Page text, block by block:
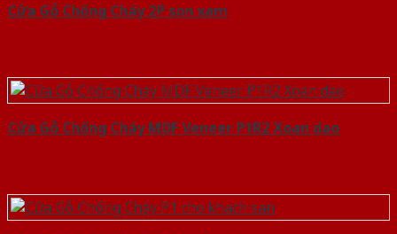
Cửa Gỗ Chống Cháy 2P son xam
Cửa Gỗ Chống Cháy MDF Veneer P1R2 Xoan dao